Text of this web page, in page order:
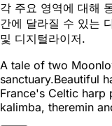
각 주요 영역에 대해
간에 달라질 수 있는
및 디지털라이저.
A tale of two
sanctuary.Beautiful
France's Celtic harp
kalimba, theremin